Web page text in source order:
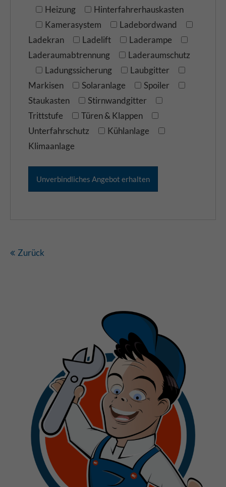
Heizung
Hinterfahrerhauskasten
Kamerasystem
Ladebordwand
Ladekran
Ladelift
Laderampe
Laderaumabtrennung
Laderaumschutz
Ladungssicherung
Laubgitter
Markisen
Solaranlage
Spoiler
Staukasten
Stirnwandgitter
Trittstufe
Türen & Klappen
Unterfahrschutz
Kühlanlage
Klimaanlage
Zurück